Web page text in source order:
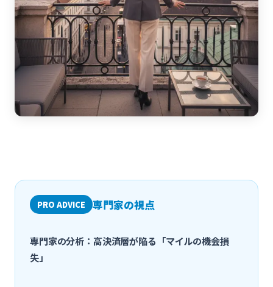
PRO ADVICE 専門家の視点
専門家の分析：高決済層が陥る「マイルの機会損
失」